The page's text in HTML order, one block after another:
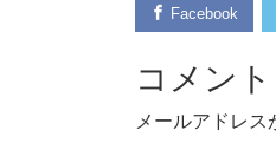
Facebook
コメン
メールアドレス